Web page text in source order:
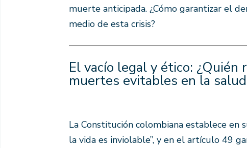
muerte anticipada. ¿Cómo garantizar el
medio de esta crisis?
El vacío legal y ético: ¿Quién
muertes evitables en la
La Constitución colombiana establece en
la vida es inviolable”, y en el artículo 49